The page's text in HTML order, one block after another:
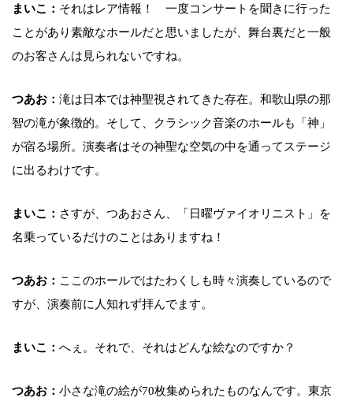
まいこ： それはレア情報！ 一度コンサートを聞きに行った
ことがあり素敵なホールだと思いましたが、舞台裏だと一般
のお客さんは見られないですね。
つあお： 滝は日本では神聖視されてきた存在。和歌山県の那
智の滝が象徴的。そして、クラシック音楽のホールも「神」
が宿る場所。演奏者はその神聖な空気の中を通ってステージ
に出るわけです。
まいこ： さすが、つあおさん、「日曜ヴァイオリニスト」を
名乗っているだけのことはありますね！
つあお： ここのホールではたわくしも時々演奏しているので
すが、演奏前に人知れず拝んでます。
まいこ： へぇ。それで、それはどんな絵なのですか？
つあお： 小さな滝の絵が70枚集められたものなんです。東京